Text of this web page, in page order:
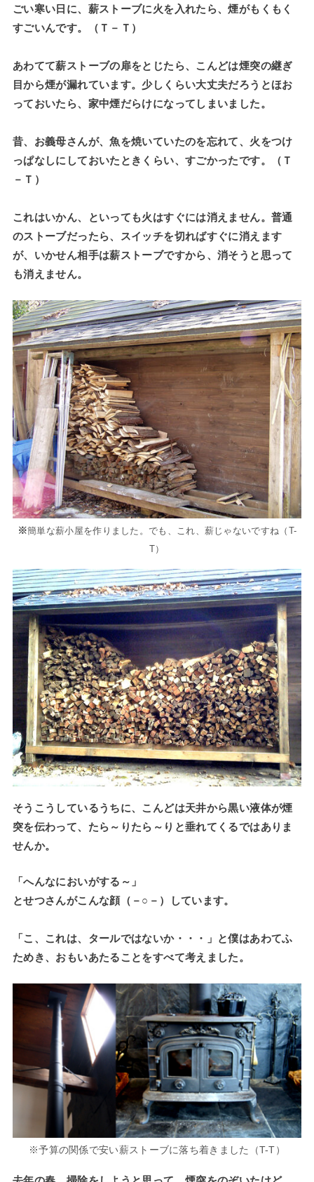
ごい寒い日に、薪ストーブに火を入れたら、煙がもくもく
すごいんです。（Ｔ－Ｔ）
あわてて薪ストーブの扉をとじたら、こんどは煙突の継ぎ
目から煙が漏れています。少しくらい大丈夫だろうとほお
っておいたら、家中煙だらけになってしまいました。
昔、お義母さんが、魚を焼いていたのを忘れて、火をつけ
っぱなしにしておいたときくらい、すごかったです。（Ｔ
－Ｔ）
これはいかん、といっても火はすぐには消えません。普通
のストーブだったら、スイッチを切ればすぐに消えます
が、いかせん相手は薪ストーブですから、消そうと思って
も消えません。
※簡単な薪小屋を作りました。でも、これ、薪じゃないですね（T-
T）
そうこうしているうちに、こんどは天井から黒い液体が煙
突を伝わって、たら～りたら～りと垂れてくるではありま
せんか。
「へんなにおいがする～」
とせつさんがこんな顔（－○－）しています。
「こ、これは、タールではないか・・・」と僕はあわてふ
ためき、おもいあたることをすべて考えました。
※予算の関係で安い薪ストーブに落ち着きました（T-T）